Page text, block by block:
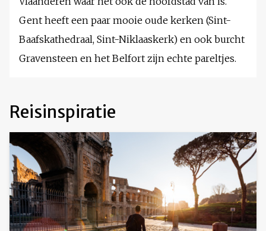
Gent heeft een paar mooie oude kerken (Sint-
Baafskathedraal, Sint-Niklaaskerk) en ook burcht
Gravensteen en het Belfort zijn echte pareltjes.
Reisinspiratie